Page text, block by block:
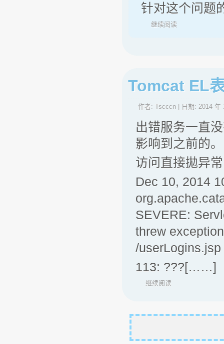
针对这个问题
继续阅读
Tomcat EL
作者: Tscccn | 日期: 2014 年
出错服务一直
影响到之前的。
访问直接拋异
Dec 10, 2014
SEVERE:
threw
/
113: ???[……]
继续阅读